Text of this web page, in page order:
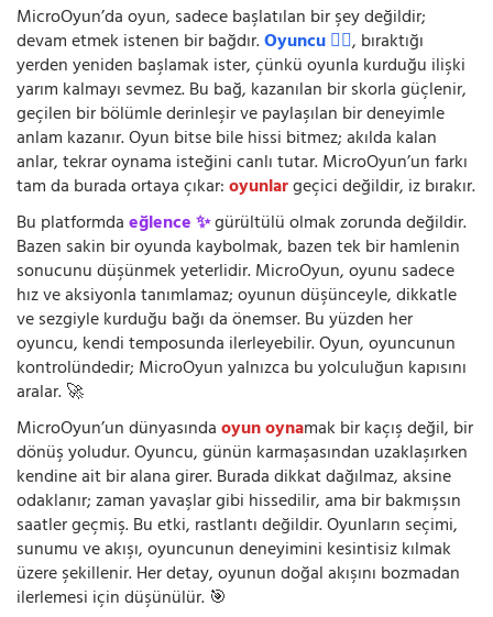
MicroOyun’da oyun, sadece başlatılan bir şey değildir;
devam etmek istenen bir bağdır.Oyuncu 🧍‍♂️, bıraktığı
yerden yeniden başlamak ister, çünkü oyunla kurduğu ilişki
yarım kalmayı sevmez. Bu bağ, kazanılan bir skorla güçlenir,
geçilen bir bölümle derinleşir ve paylaşılan bir deneyimle
anlam kazanır. Oyun bitse bile hissi bitmez; akılda kalan
anlar, tekrar oynama isteğini canlı tutar. MicroOyun’un farkı
tam da burada ortaya çıkar:oyunlargeçici değildir, iz bırakır.
Bu platformdaeğlence ✨gürültülü olmak zorunda değildir.
Bazen sakin bir oyunda kaybolmak, bazen tek bir hamlenin
sonucunu düşünmek yeterlidir. MicroOyun, oyunu sadece
hız ve aksiyonla tanımlamaz; oyunun düşünceyle, dikkatle
ve sezgiyle kurduğu bağı da önemser. Bu yüzden her
oyuncu, kendi temposunda ilerleyebilir. Oyun, oyuncunun
kontrolündedir; MicroOyun yalnızca bu yolculuğun kapısını
aralar. 🚀
MicroOyun’un dünyasındaoyun oynamak bir kaçış değil, bir
dönüş yoludur. Oyuncu, günün karmaşasından uzaklaşırken
kendine ait bir alana girer. Burada dikkat dağılmaz, aksine
odaklanır; zaman yavaşlar gibi hissedilir, ama bir bakmışsın
saatler geçmiş. Bu etki, rastlantı değildir. Oyunların seçimi,
sunumu ve akışı, oyuncunun deneyimini kesintisiz kılmak
üzere şekillenir. Her detay, oyunun doğal akışını bozmadan
ilerlemesi için düşünülür. 🎯